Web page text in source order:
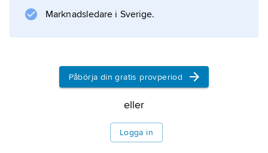
smartmobiler (engelska
smartphones
Information om artikeln
Marknadsledare i Sverige.
Påbörja din gratis provperiod
eller
Logga in